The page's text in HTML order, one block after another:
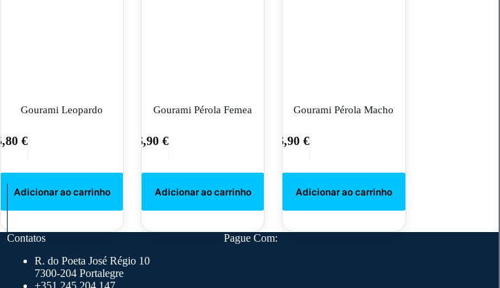
Gourami Leopardo
5,80 €
Gourami Pérola Femea
6,90€
Gourami Pérola Macho
6,90€
Contatos
R. do Poeta José Régio 10
7300-204 Portalegre
Pague Com: